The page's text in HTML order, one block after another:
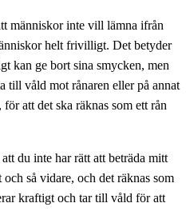
människor inte vill lämna ifrån
helt frivilligt. Det betyder
kan ge bort sina smycken, men
till våld mot rånaren eller på annat
att det ska räknas som ett rån
du inte har rätt att beträda mitt
så vidare, och det räknas som
kraftigt och tar till våld för att